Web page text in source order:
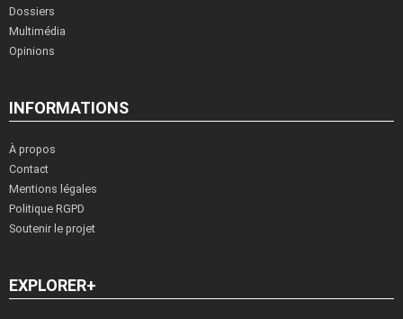
Dossiers
Multimédia
Opinions
INFORMATIONS
À propos
Contact
Mentions légales
Politique RGPD
Soutenir le projet
EXPLORER+